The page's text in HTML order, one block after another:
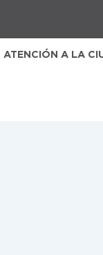
ATENCIÓN A LA